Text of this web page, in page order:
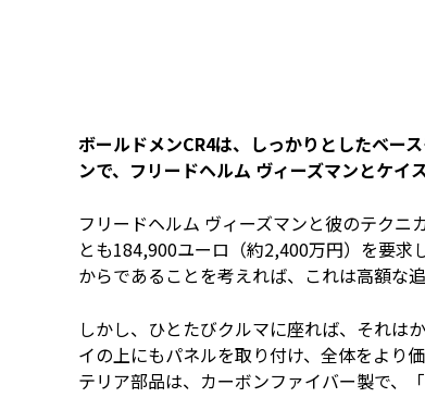
ボールドメンCR4は、しっかりとしたベー
ンで、フリードヘルム ヴィーズマンとケイ
フリードヘルム ヴィーズマンと彼のテクニ
とも184,900ユーロ（約2,400万円）を要求
からであることを考えれば、これは高額な
しかし、ひとたびクルマに座れば、それは
イの上にもパネルを取り付け、全体をより
テリア部品は、カーボンファイバー製で、